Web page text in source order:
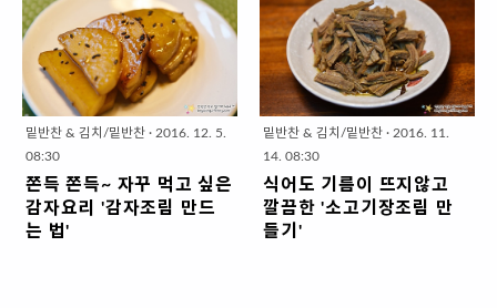
재료 준비 ( 4인분 밑반찬) ▣ 주재
료 : 부침용 두부 1모 (=380g), 대파
20cm 한토막, 밀가루 1밥숟가락,
식용유1밥숟가락 * 양념이 단순해
서 풍미 작렬~대파를 넣었어요~ ▣
양념재료 (밥숟가..
청 (또는 올리고당) 2.5, 고추가루1,
다진 마늘 1/2, 참기름1, 참깨 1/3
* 살짝 볼록~올라오게 담은 밥숟가
락의 양입니다. * 꼬시래기는 보통
염장된 상태로 판매되..
외식하자고 핑계대기 좋은 요즘! 만
들기 완전 간단해서~ 슈퍼울트라나
이쓰짱 좋은 밑반찬 하나 만들어 놓
고 놀러나갈랍니다. 김장때 남은 배
추 겉잎(우거지)를 삶아 냉장고에 쟁
여준것이 있는데 해동해서 몇가지
짝 붙게 간이 되어 있는 쌈장을 쓰겠
습니다. 넉넉 잡아 10분이면 맛있게
완성할 수 있는 밑반찬이지요. 간단
참 많아요. 물론 저렴할 때는 그 이
유가 있지만 대형마트의 경우에는
당장 신선도가 아주 안좋은 것이 아
니라 짧은 시간내에 신선도가 떨어
지겠다~싶은 것을 미리 세일하거든
요. 그래서 하루나 이틀 안에 먹을
어서 도착하니 8900원짜리 갈치는
3000원이요~ 7500원짜리 닭날개
는 3400원~~ 그 중에 봄나물로만
밑반찬 & 김치/밑반찬 · 2016. 12. 5.
08:30
쫀득 쫀득~ 자꾸 먹고 싶은
감자요리 '감자조림 만드
는 법'
밑반찬 & 김치/밑반찬 · 2016. 11.
14. 08:30
식어도 기름이 뜨지않고
깔끔한 '소고기장조림 만
들기'